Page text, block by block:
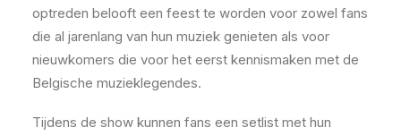
optreden belooft een feest te worden voor zowel fans
die al jarenlang van hun muziek genieten als voor
nieuwkomers die voor het eerst kennismaken met de
Belgische muzieklegendes.
Tijdens de show kunnen fans een setlist met hun